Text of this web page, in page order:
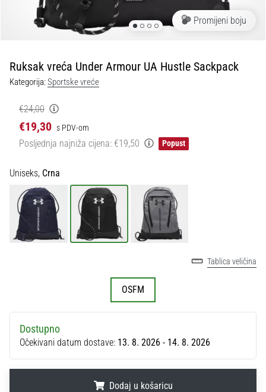
1. 7. 2025
1 min. čitanja
Play
for
Victories
Pripremi
se
za
ženski
i
kopačkama
Nike,
i
Promijeni boju
Ruksak vreća Under Armour UA Hustle Sackpack
Kategorija:Sportske vreće
€24,00
€19,30 s PDV-om
Posljednja najniža cijena: €19,50 Popust
Uniseks, Crna
Tablica veličina
OSFM
Dostupno
Očekivani datum dostave: 13. 8. 2026 - 14. 8. 2026
Dodaj u košaricu